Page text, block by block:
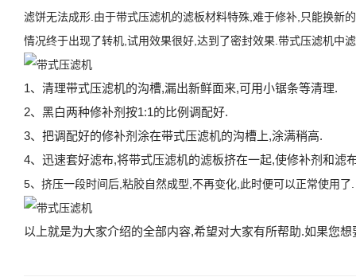
滤饼无法成形.由于带式压滤机的滤板材料特殊,难于修补,只能换新
情况终于出现了转机,试用效果很好,达到了密封效果.带式压滤机中
1、清理带式压滤机的沟槽,漏出新鲜面来,可用小锯条等清理.
2、黑白两种修补剂按1:1的比例调配好.
3、把调配好的修补剂涂在带式压滤机的沟槽上,涂满稍高.
4、迅速套好滤布,将带式压滤机的滤板挤在一起,使修补剂和滤
5、挤压一段时间后,粘胶自然成型,不再变化,此时便可以正常使用了.
以上就是为大家介绍的全部内容,希望对大家有所帮助.如果您